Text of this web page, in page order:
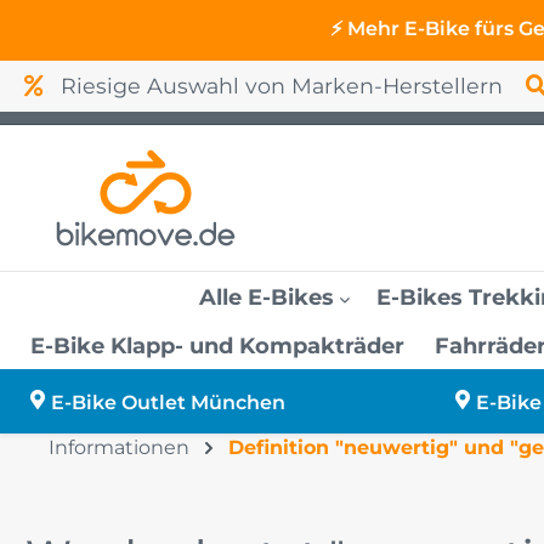
⚡ Mehr E-Bike fürs
Riesige Auswahl von Marken-Herstellern
Alle E-Bikes E-Bikes
E-Bike Klapp- und Kompakträder
E-Bikes bis 2000 Euro
E-Bikes B-Ware
E-Bikes Trekking Herren
E-Bikes Fully
E-Bikes City Herren
KTM Lastenräder
Mountainbikes
Reklamation
E-Bike Outlet München
E-Bike Outlet München E-
Informationen
Definition "neuwertig" und